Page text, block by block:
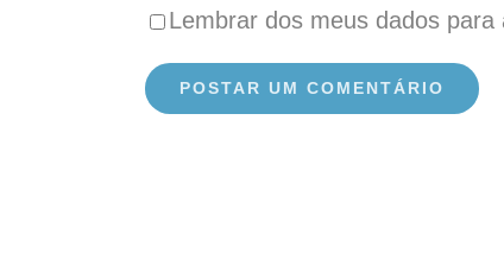
Lembrar dos meus dados